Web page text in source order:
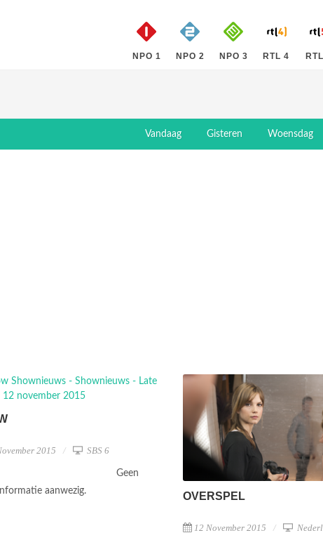
NPO 1 NPO 2 NPO 3 RTL 4
Vandaag Gisteren Woensdag
2015 SBS 6
Geen
aanwezig.
OVERSPEL
12 November 2015